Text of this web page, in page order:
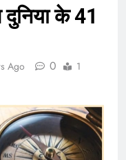
के 41
Ago 0
1